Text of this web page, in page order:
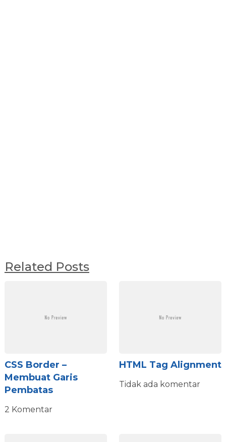
Related Posts
CSS Border –
Membuat Garis
Pembatas
2 Komentar
HTML Tag Alignment
Tidak ada komentar